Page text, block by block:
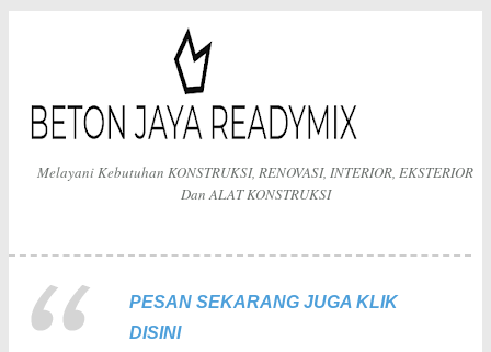
Melayani Kebutuhan KONSTRUKSI, RENOVASI, INTERIOR, EKSTERIOR
Dan ALAT KONSTRUKSI
PESAN SEKARANG JUGA KLIK
DISINI